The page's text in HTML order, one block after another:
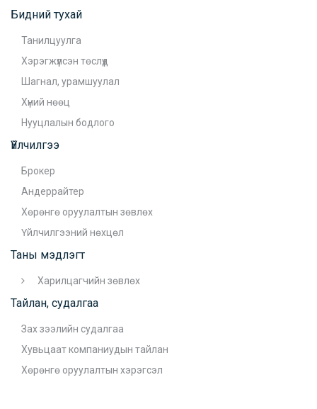
Бидний тухай
Танилцуулга
Хэрэгжүүлсэн төслүүд
Шагнал, урамшуулал
Хүний нөөц
Нууцлалын бодлого
Үйлчилгээ
Брокер
Андеррайтер
Хөрөнгө оруулалтын зөвлөх
Үйлчилгээний нөхцөл
Таны мэдлэгт
Харилцагчийн зөвлөх
Тайлан, судалгаа
Зах зээлийн судалгаа
Хувьцаат компаниудын тайлан
Хөрөнгө оруулалтын хэрэгсэл